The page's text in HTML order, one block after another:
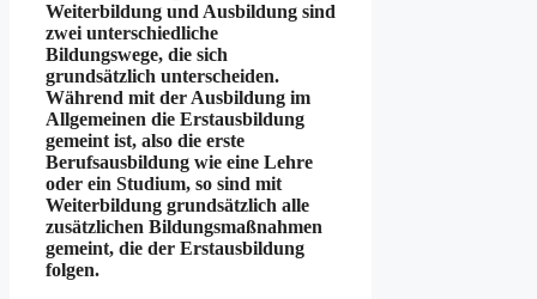
Weiterbildung und Ausbildung sind
zwei unterschiedliche
Bildungswege, die sich
grundsätzlich unterscheiden.
Während mit der Ausbildung im
Allgemeinen die Erstausbildung
gemeint ist, also die erste
Berufsausbildung wie eine Lehre
oder ein Studium, so sind mit
Weiterbildung grundsätzlich alle
zusätzlichen Bildungsmaßnahmen
gemeint, die der Erstausbildung
folgen.